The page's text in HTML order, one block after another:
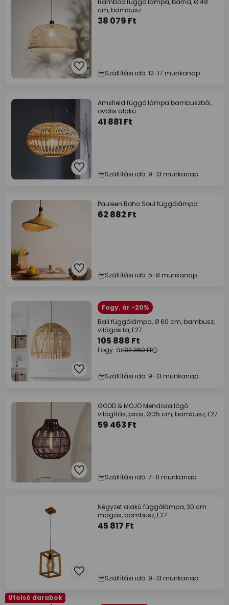
cm, bambusz
38 079 Ft
Szállítási idő: 12-17 munkanap
Amsfield függő lámpa bambuszból,
ovális alakú
41 881 Ft
Szállítási idő: 9-13 munkanap
Pauleen Boho Soul függőlámpa
62 882 Ft
Szállítási idő: 5-8 munkanap
Fogy. ár -20%
Bali függőlámpa, Ø 60 cm, bambusz,
világos fa, E27
105 888 Ft
Fogy. ár132 360 Ft
Szállítási idő: 9-13 munkanap
GOOD & MOJO Mendoza lógó
világítás, piros, Ø 35 cm, bambusz, E27
59 463 Ft
Szállítási idő: 7-11 munkanap
Négyzet alakú függőlámpa, 30 cm
magas, bambusz, E27
45 817 Ft
Szállítási idő: 9-13 munkanap
Utolsó darabok